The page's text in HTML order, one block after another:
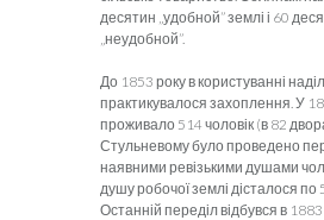
десятин „удобной” землі і 60
„неудобной”.
До 1853 року в користуванні
практикувалося захоплення. У
проживало 514 чоловік (в 82
Стульневому було проведено
наявними ревізькими душами
душу робочої землі дісталося по
Останній переділ відбувся в